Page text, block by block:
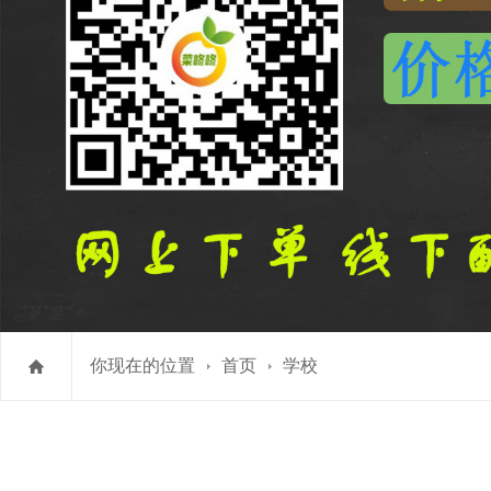
你现在的位置 首页 学校